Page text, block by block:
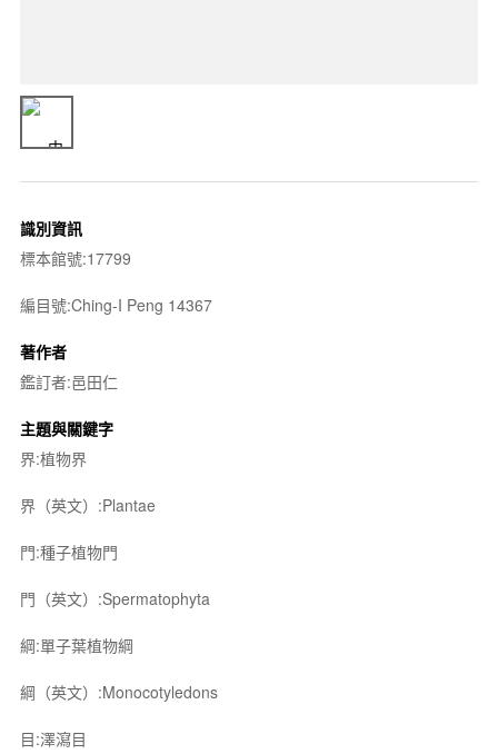
識別資訊
標本館號:17799
編目號:Ching-I Peng 14367
著作者
鑑訂者:邑田仁
主題與關鍵字
界:植物界
界（英文）:Plantae
門:種子植物門
門（英文）:Spermatophyta
綱:單子葉植物綱
綱（英文）:Monocotyledons
目:澤瀉目